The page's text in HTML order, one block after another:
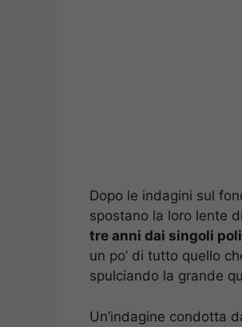
Dopo le indagini sul
spostano la loro lente
tre anni dai singoli
un po’ di tutto quello
spulciando la grande
Un’indagine condotta